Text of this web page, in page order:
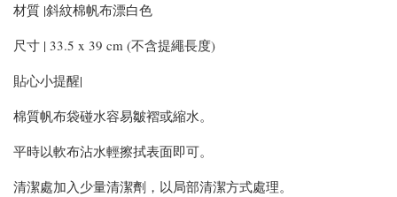
材質 |斜紋棉帆布漂白色
尺寸 | 33.5 x 39 cm (不含提繩長度)
貼心小提醒|
棉質帆布袋碰水容易皺褶或縮水。
平時以軟布沾水輕擦拭表面即可。
清潔處加入少量清潔劑，以局部清潔方式處理。